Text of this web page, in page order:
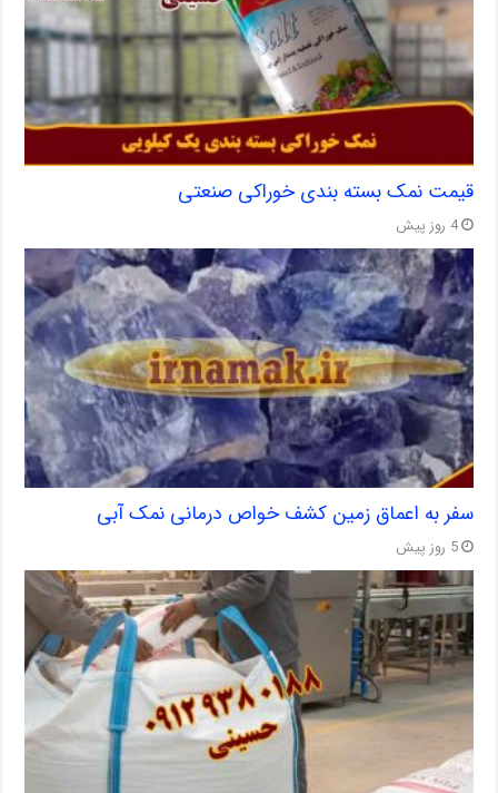
قیمت نمک بسته بندی خوراکی صنعتی
4 روز پیش
سفر به اعماق زمین کشف خواص درمانی نمک آبی
5 روز پیش